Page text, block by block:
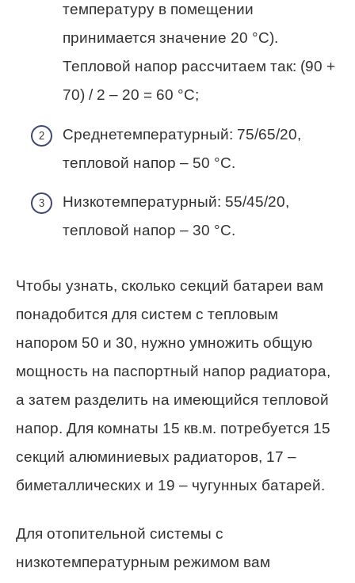
температуру в помещении
принимается значение 20 °C).
Тепловой напор рассчитаем так: (90 +
70) / 2 – 20 = 60 °С;
Среднетемпературный: 75/65/20,
тепловой напор – 50 °С.
Низкотемпературный: 55/45/20,
тепловой напор – 30 °С.
Чтобы узнать, сколько секций батареи вам
понадобится для систем с тепловым
напором 50 и 30, нужно умножить общую
мощность на паспортный напор радиатора,
а затем разделить на имеющийся тепловой
напор. Для комнаты 15 кв.м. потребуется 15
секций алюминиевых радиаторов, 17 –
биметаллических и 19 – чугунных батарей.
Для отопительной системы с
низкотемпературным режимом вам